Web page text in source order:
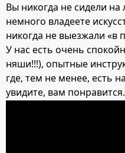
Вы никогда не сидели
немного владеете
никогда не выезжали «в
У нас есть очень
няши!!!), опытные
где, тем не менее, есть
увидите, вам понравится.